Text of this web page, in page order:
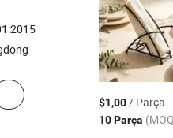
$1,00/ Parça
10 Parça